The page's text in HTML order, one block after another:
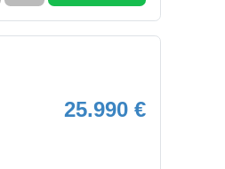
25.990 €